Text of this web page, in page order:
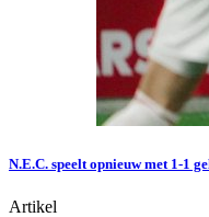
N.E.C. speelt opnieuw met 1-1
Artikel